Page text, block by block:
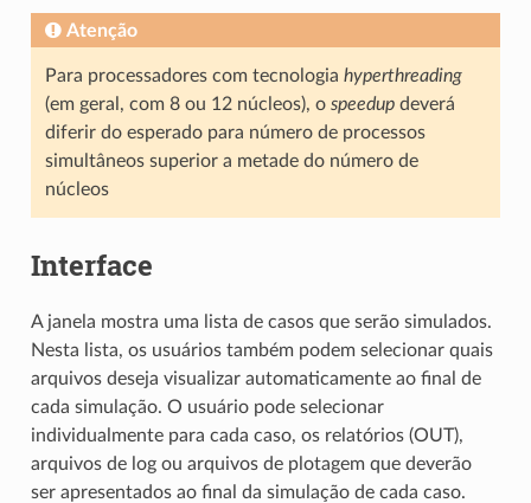
Atenção
Para processadores com tecnologia hyperthreading
(em geral, com 8 ou 12 núcleos), o speedupdeverá
diferir do esperado para número de processos
simultâneos superior a metade do número de
núcleos
Interface
A janela mostra uma lista de casos que serão simulados.
Nesta lista, os usuários também podem selecionar quais
arquivos deseja visualizar automaticamente ao final de
cada simulação. O usuário pode selecionar
individualmente para cada caso, os relatórios (OUT),
arquivos de log ou arquivos de plotagem que deverão
ser apresentados ao final da simulação de cada caso.